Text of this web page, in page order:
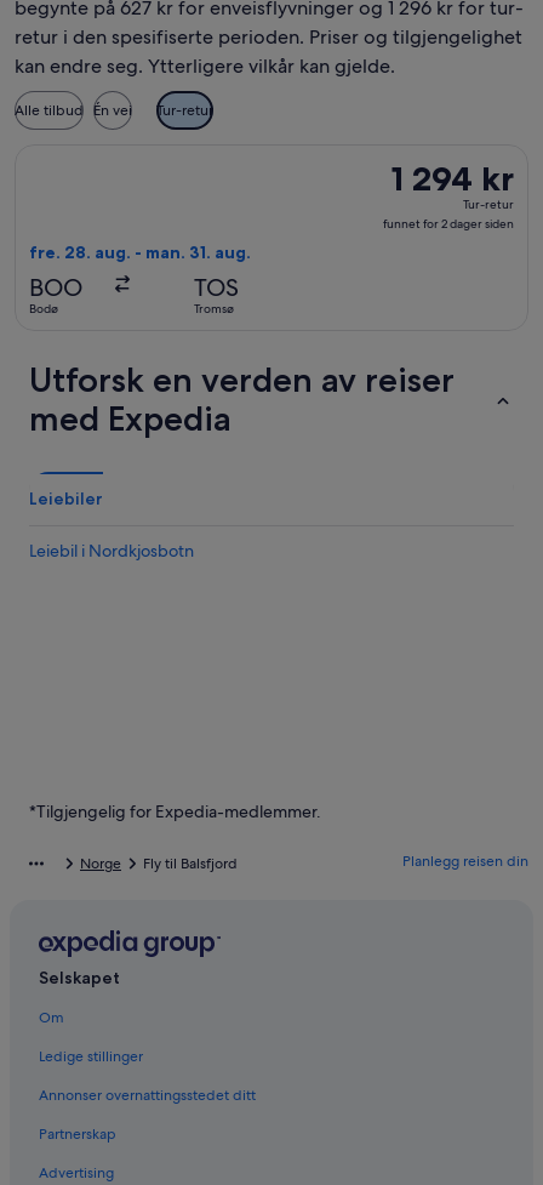
begynte på 627 kr for enveisflyvninger og 1 296 kr for tur-
retur i den spesifiserte perioden. Priser og tilgjengelighet
kan endre seg. Ytterligere vilkår kan gjelde.
Alle tilbud Én vei Tur-retur
1 294 kr
Tur-
retur,
1 294 kr
Tur-retur
funnet for 2 dager siden
fre. 28. aug. - man. 31. aug.
BOO
Bodø
TOS
Tromsø
Utforsk en verden av reiser
med Expedia
Leiebiler
Leiebil i Nordkjosbotn
*Tilgjengelig for Expedia-medlemmer.
Norge Fly til Balsfjord Planlegg reisen din
Selskapet
Om
Ledige stillinger
Annonser overnattingsstedet ditt
Partnerskap
Advertising